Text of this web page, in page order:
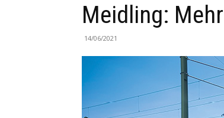
Meidling:
14/06/2021